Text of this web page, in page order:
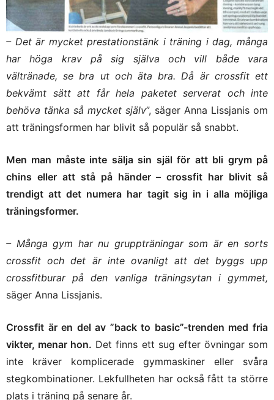
– Det är mycket prestationstänk i träning i dag, många
har höga krav på sig själva och vill både vara
vältränade, se bra ut och äta bra. Då är crossfit ett
bekvämt sätt att får hela paketet serverat och inte
behöva tänka så mycket själv”, säger Anna Lissjanis om
att träningsformen har blivit så populär så snabbt.
Men man måste inte sälja sin själ för att bli grym på
chins eller att stå på händer – crossfit har blivit så
trendigt att det numera har tagit sig in i alla möjliga
träningsformer.
– Många gym har nu gruppträningar som är en sorts
crossfit och det är inte ovanligt att det byggs upp
crossfitburar på den vanliga träningsytan i gymmet,
säger Anna Lissjanis.
Crossfit är en del av ”back to basic”-trenden med fria
vikter, menar hon. Det finns ett sug efter övningar som
inte kräver komplicerade gymmaskiner eller svåra
stegkombinationer. Lekfullheten har också fått ta större
plats i träning på senare år.